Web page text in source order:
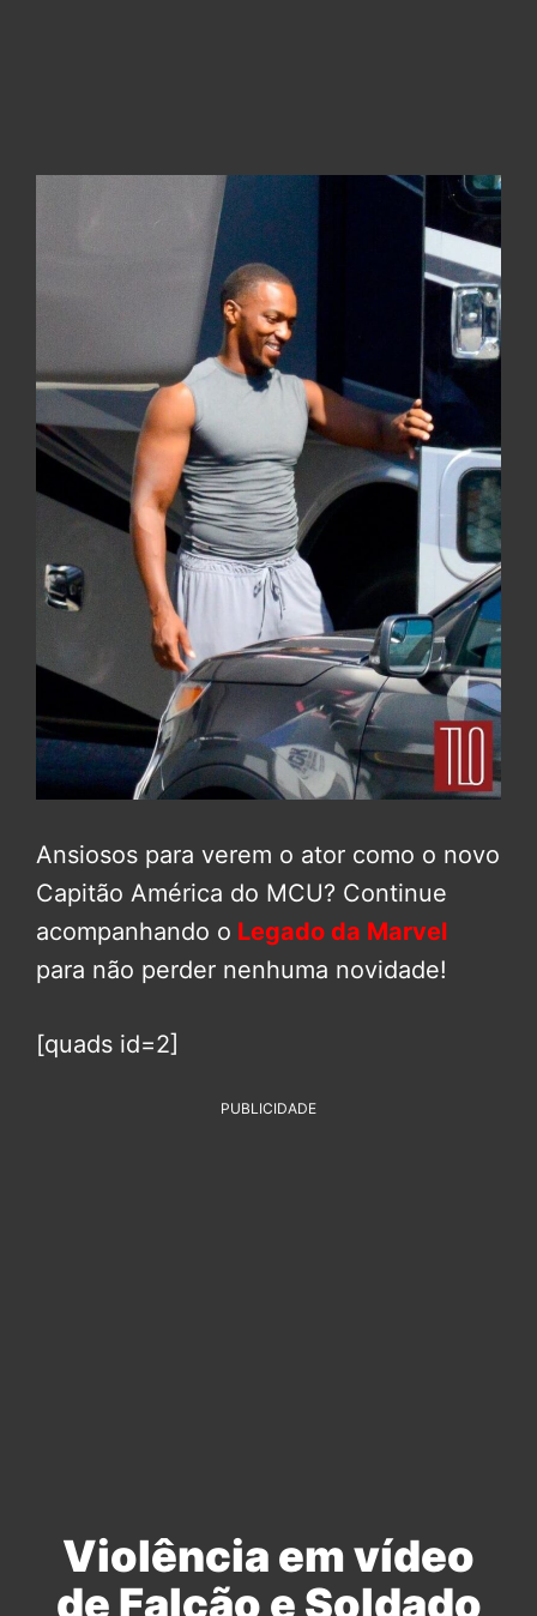
Ansiosos para verem o ator como o novo
Capitão América do MCU? Continue
acompanhando o Legado da Marvel
para não perder nenhuma novidade!
[quads id=2]
PUBLICIDADE
Violência em vídeo
de Falcão e Soldado